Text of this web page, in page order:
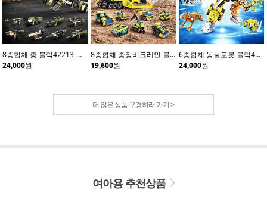
8종합체 총 블럭42213-카키(8개입)
24,000원
8종합체 중장비크레인 블럭42210(8개입)
19,600원
6종합체 동물로봇 블럭41114(6개입)
24,000원
더 많은 상품 구경하러 가기 >
여아용 추천상품